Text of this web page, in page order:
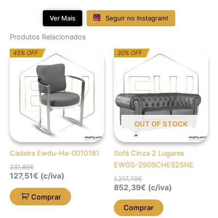
Ver Mais Seguir no Instagram!
Produtos Relacionados
45% OFF
Cadeira Ewdu-Ha-0010181
231,86€
O
preço
original
era:
231,86€.
O
preço
atual
é:
127,51€.
127,51€ (c/iva)
Comprar
30% OFF
OUT OF STOCK
Sofá Cinza 2 Lugares
EWGS-290SCHES2SNE
1.217,70€
O
preço
era:
1.217,70€.
O
preço
é:
852,39€.
852,39€ (c/iva)
Comprar